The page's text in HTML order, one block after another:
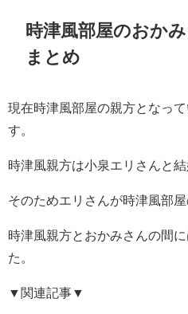
時津風部屋のおか
まとめ
現在時津風部屋の親方となっ
す。
時津風親方は小泉エリさんと結
そのためエリさんが時津風部
時津風親方とおかみさんの間
た。
▼関連記事▼